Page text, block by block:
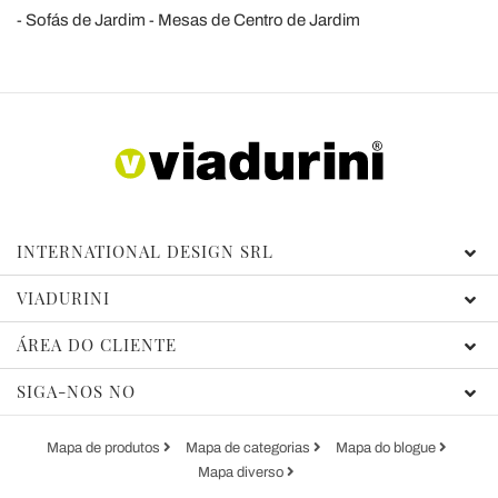
Sofás de Jardim
Mesas de Centro de Jardim
INTERNATIONAL DESIGN SRL
VIADURINI
ÁREA DO CLIENTE
SIGA-NOS NO
Mapa de produtos Mapa de categorias
Mapa do blogue
Mapa diverso